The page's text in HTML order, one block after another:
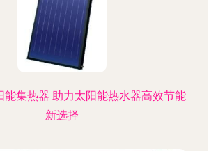
能集热器 助力太阳能热水器高效节能
新选择